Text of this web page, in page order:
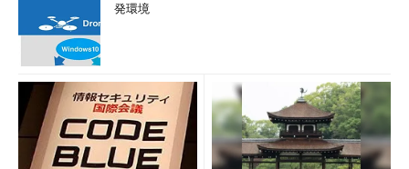
発環境